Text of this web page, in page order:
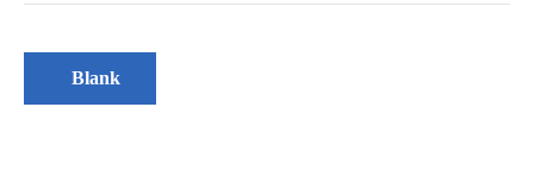
Blank